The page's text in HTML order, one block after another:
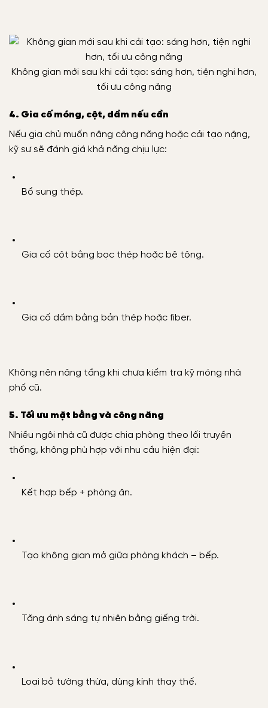
Không gian mới sau khi cải tạo: sáng hơn, tiện nghi hơn,
tối ưu công năng
4. Gia cố móng, cột, dầm nếu cần
Nếu gia chủ muốn nâng công năng hoặc cải tạo nặng,
kỹ sư sẽ đánh giá khả năng chịu lực:
Bổ sung thép.
Gia cố cột bằng bọc thép hoặc bê tông.
Gia cố dầm bằng bản thép hoặc fiber.
Không nên nâng tầng khi chưa kiểm tra kỹ móng nhà
phố cũ.
5. Tối ưu mặt bằng và công năng
Nhiều ngôi nhà cũ được chia phòng theo lối truyền
thống, không phù hợp với nhu cầu hiện đại:
Kết hợp bếp + phòng ăn.
Tạo không gian mở giữa phòng khách – bếp.
Tăng ánh sáng tự nhiên bằng giếng trời.
Loại bỏ tường thừa, dùng kính thay thế.